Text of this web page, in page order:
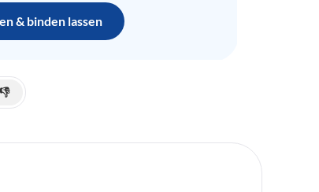
& binden lassen
👎